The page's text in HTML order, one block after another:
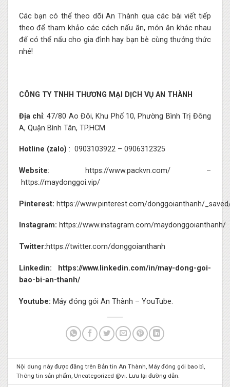
Các bạn có thể theo dõi An Thành qua các bài viết tiếp
theo để tham khảo các cách nấu ăn, món ăn khác nhau
để có thể nấu cho gia đình hay bạn bè cùng thưởng thức
nhé!
CÔNG TY TNHH THƯƠNG MẠI DỊCH VỤ AN THÀNH
Địa chỉ: 47/80 Ao Đôi, Khu Phố 10, Phường Bình Trị Đông
A, Quận Bình Tân, TP.HCM
Hotline (zalo) : 0903103922– 0906312325
Website: https://www.packvn.com/ –
https://maydonggoi.vip/
Pinterest: https://www.pinterest.com/donggoianthanh/
Instagram: https://www.instagram.com/maydonggoianthanh/
Twitter:https://twitter.com/donggoianthanh
Linkedin:
https://www.linkedin.com/in/may-dong-goi-
bao-bi-an-thanh/
Youtube: Máy đóng gói An Thành – YouTube.
Nội dung này được đăng trên Bản tin An Thành, Máy đóng gói bao bì,
Thông tin sản phẩm, Uncategorized @vi. Lưu lạiđường dẫn.